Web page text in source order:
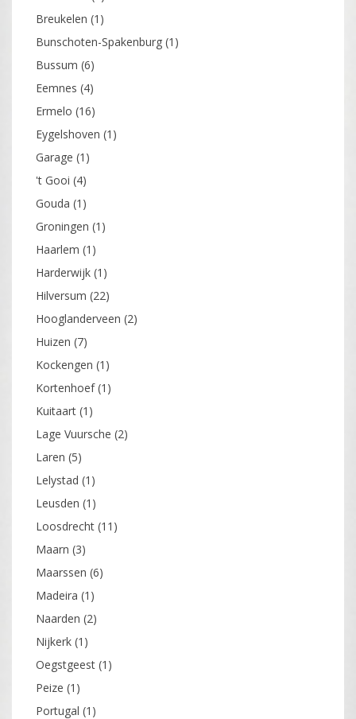
Breukelen (1)
Bunschoten-Spakenburg (1)
Bussum (6)
Eemnes (4)
Ermelo (16)
Eygelshoven (1)
Garage (1)
't Gooi (4)
Gouda (1)
Groningen (1)
Haarlem (1)
Harderwijk (1)
Hilversum (22)
Hooglanderveen (2)
Huizen (7)
Kockengen (1)
Kortenhoef(1)
Kuitaart (1)
Lage Vuursche (2)
Laren (5)
Lelystad (1)
Leusden (1)
Loosdrecht (11)
Maarn (3)
Maarssen (6)
Madeira (1)
Naarden (2)
Nijkerk (1)
Oegstgeest (1)
Peize (1)
Portugal (1)